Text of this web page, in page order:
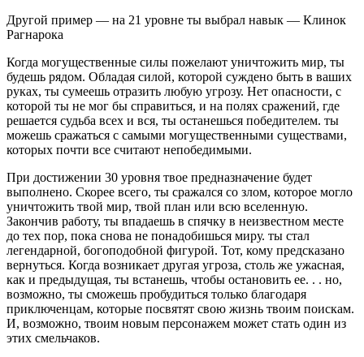
Другой пример — на 21 уровне ты выбрал навык — Клинок
Рагнарока
Когда могущественные силы пожелают уничтожить мир, ты
будешь рядом. Обладая силой, которой суждено быть в ваших
руках, ты сумеешь отразить любую угрозу. Нет опасности, с
которой ты не мог бы справиться, и на полях сражений, где
решается судьба всех и вся, ты останешься победителем. ты
можешь сражаться с самыми могущественными существами,
которых почти все считают непобедимыми.
При достижении 30 уровня твое предназначение будет
выполнено. Скорее всего, ты сражался со злом, которое могло
уничтожить твой мир, твой план или всю вселенную.
Закончив работу, ты впадаешь в спячку в неизвестном месте
до тех пор, пока снова не понадобишься миру. ты стал
легендарной, богоподобной фигурой. Тот, кому предсказано
вернуться. Когда возникает другая угроза, столь же ужасная,
как и предыдущая, ты встанешь, чтобы остановить ее. . . но,
возможно, ты сможешь пробудиться только благодаря
приключенцам, которые посвятят свою жизнь твоим поискам.
И, возможно, твоим новым персонажем может стать один из
этих смельчаков.